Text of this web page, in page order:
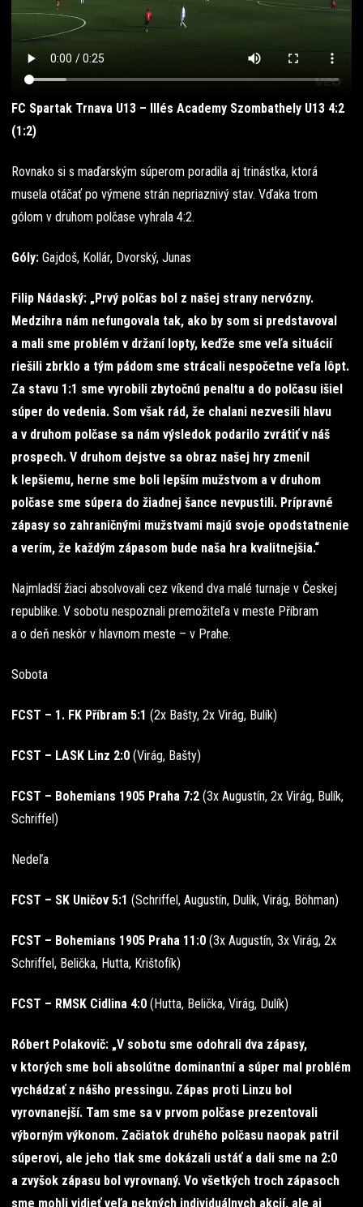
FC Spartak Trnava U13 – Illés Academy Szombathely U13 4:2
(1:2)
Rovnako si s maďarským súperom poradila aj trinástka, ktorá
musela otáčať po výmene strán nepriaznivý stav. Vďaka trom
gólom v druhom polčase vyhrala 4:2.
Góly: Gajdoš, Kollár, Dvorský, Junas
Filip Nádaský: „Prvý polčas bol z našej strany nervózny.
Medzihra nám nefungovala tak, ako by som si predstavoval
a mali sme problém v držaní lopty, keďže sme veľa situácií
riešili zbrklo a tým pádom sme strácali nespočetne veľa lôpt.
Za stavu 1:1 sme vyrobili zbytočnú penaltu a do polčasu išiel
súper do vedenia. Som však rád, že chalani nezvesili hlavu
a v druhom polčase sa nám výsledok podarilo zvrátiť v náš
prospech. V druhom dejstve sa obraz našej hry zmenil
k lepšiemu, herne sme boli lepším mužstvom a v druhom
polčase sme súpera do žiadnej šance nevpustili. Prípravné
zápasy so zahraničnými mužstvami majú svoje opodstatnenie
a verím, že každým zápasom bude naša hra kvalitnejšia.“
Najmladší žiaci absolvovali cez víkend dva malé turnaje v Českej
republike. V sobotu nespoznali premožiteľa v meste Příbram
a o deň neskôr v hlavnom meste – v Prahe.
Sobota
FCST – 1. FK Příbram 5:1 (2x Bašty, 2x Virág, Bulík)
FCST – LASK Linz 2:0 (Virág, Bašty)
FCST – Bohemians 1905 Praha 7:2 (3x Augustín, 2x Virág, Bulík,
Schriffel)
Nedeľa
FCST – SK Uničov 5:1 (Schriffel, Augustín, Dulík, Virág, Böhman)
FCST – Bohemians 1905 Praha 11:0 (3x Augustín, 3x Virág, 2x
Schriffel, Belička, Hutta, Krištofík)
FCST – RMSK Cidlina 4:0 (Hutta, Belička, Virág, Dulík)
Róbert Polakovič: „V sobotu sme odohrali dva zápasy,
v ktorých sme boli absolútne dominantní a súper mal problém
vychádzať z nášho pressingu. Zápas proti Linzu bol
vyrovnanejší. Tam sme sa v prvom polčase prezentovali
výborným výkonom. Začiatok druhého polčasu naopak patril
súperovi, ale jeho tlak sme dokázali ustáť a dali sme na 2:0
a zvyšok zápasu bol vyrovnaný. Vo všetkých troch zápasoch
sme mohli vidieť veľa pekných individuálnych akcií, ale aj